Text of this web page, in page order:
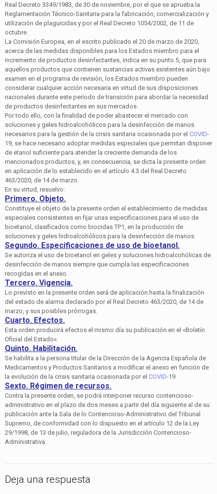
Real Decreto 3349/1983, de 30 de noviembre, por el que se aprueba la
Reglamentación Técnico-Sanitaria para la fabricación, comercialización y
utilización de plaguicidas y por el Real Decreto 1054/2002, de 11 de
octubre.
La Comisión Europea, en el escrito publicado el 20 de marzo de 2020,
acerca de las medidas disponibles para los Estados miembro para el
incremento de productos desinfectantes, indica en su punto 5, que para
aquellos productos que contienen sustancias activas existentes aún bajo
examen en el programa de revisión, los Estados miembro pueden
considerar cualquier acción necesaria en virtud de sus disposiciones
nacionales durante este período de transición para abordar la necesidad
de productos desinfectantes en sus mercados.
Por todo ello, con la finalidad de poder abastecer el mercado con
soluciones y geles hidroalcohólicos para la desinfección de manos
necesarios para la gestión de la crisis sanitaria ocasionada por el COVID-
19, se hace necesario adoptar medidas especiales que permitan disponer
de etanol suficiente para atender la creciente demanda de los
mencionados productos, y, en consecuencia, se dicta la presente orden
en aplicación de lo establecido en el artículo 4.3 del Real Decreto
463/2020, de 14 de marzo.
En su virtud, resuelvo:
Primero. Objeto.
Constituye el objeto de la presente orden el establecimiento de medidas
especiales consistentes en fijar unas especificaciones para el uso de
bioetanol, clasificados como biocidas TP1, en la producción de
soluciones y geles hidroalcohólicos para la desinfección de manos.
Segundo. Especificaciones de uso de bioetanol.
Se autoriza el uso de bioetanol en geles y soluciones hidroalcohólicas de
desinfección de manos siempre que cumpla las especificaciones
recogidas en el anexo.
Tercero. Vigencia.
Lo previsto en la presente orden será de aplicación hasta la finalización
del estado de alarma declarado por el Real Decreto 463/2020, de 14 de
marzo, y sus posibles prórrogas.
Cuarto. Efectos.
Esta orden producirá efectos el mismo día su publicación en el «Boletín
Oficial del Estado».
Quinto. Habilitación.
Se habilita a la persona titular de la Dirección de la Agencia Española de
Medicamentos y Productos Sanitarios a modificar el anexo en función de
la evolución de la crisis sanitaria ocasionada por el COVID-19.
Sexto. Régimen de recursos.
Contra la presente orden, se podrá interponer recurso contencioso-
administrativo en el plazo de dos meses a partir del día siguiente al de su
publicación ante la Sala de lo Contencioso-Administrativo del Tribunal
Supremo, de conformidad con lo dispuesto en el artículo 12 de la Ley
29/1998, de 13 de julio, reguladora de la Jurisdicción Contencioso-
Administrativa.
Deja una respuesta